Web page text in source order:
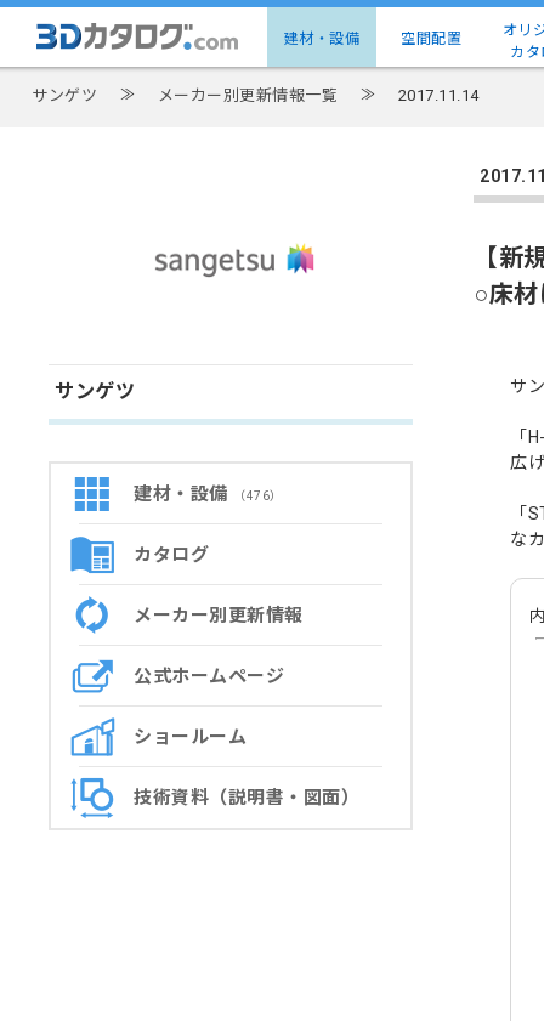
建材・設備 空間配置
オリ
カタ
サンゲツ ≫ メーカー別更新情報一覧 ≫ 2017.11.14
サンゲツ
建材・設備 （476）
カタログ
メーカー別更新情報
公式ホームページ
ショールーム
技術資料（説明書・図面）
【新
○床
サ
「
広
「
な